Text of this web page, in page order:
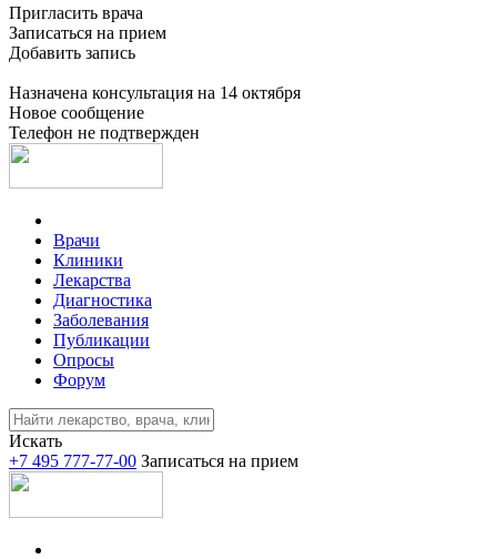
Пригласить врача
Записаться на прием
Добавить запись
Назначена консультация на 14 октября
Новое сообщение
Телефон не подтвержден
Врачи
Клиники
Лекарства
Диагностика
Заболевания
Публикации
Опросы
Форум
Искать
+7 495 777-77-00 Записаться на прием